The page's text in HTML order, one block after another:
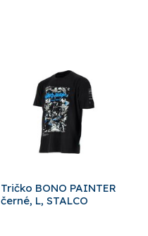
Tričko BONO PAINTER
černé, L, STALCO